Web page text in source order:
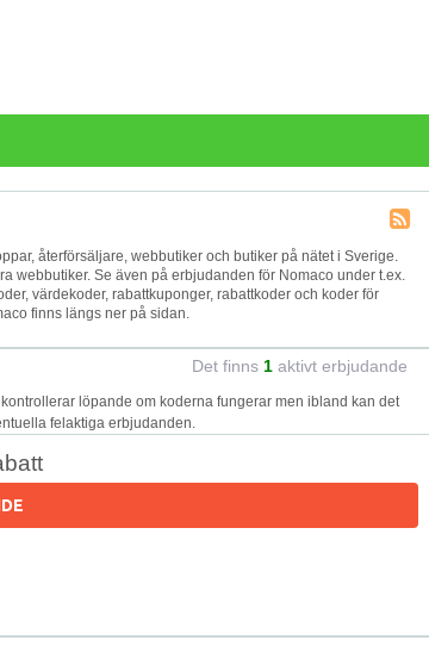
Tagg
återförsäljare, webbutiker och butiker på nätet i Sverige.
webbutiker. Se även på erbjudanden för Nomaco under t.ex.
värdekoder, rabattkuponger, rabattkoder och koder för
finns längs ner på sidan.
Det finns 1 aktivt erbjudande
löpande om koderna fungerar men ibland kan det
felaktiga erbjudanden.